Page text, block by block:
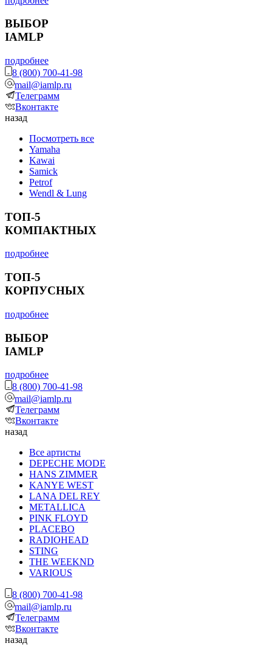
ВЫБОР
IAMLP
подробнее
8 (800) 700-41-98
mail@iamlp.ru
Телеграмм
Вконтакте
назад
Посмотреть все
Yamaha
Kawai
Samick
Petrof
Wendl & Lung
ТОП-5
КОМПАКТНЫХ
подробнее
ТОП-5
КОРПУСНЫХ
подробнее
ВЫБОР
IAMLP
подробнее
8 (800) 700-41-98
mail@iamlp.ru
Телеграмм
Вконтакте
назад
Все артисты
DEPECHE MODE
HANS ZIMMER
KANYE WEST
LANA DEL REY
METALLICA
PINK FLOYD
PLACEBO
RADIOHEAD
STING
THE WEEKND
VARIOUS
8 (800) 700-41-98
mail@iamlp.ru
Телеграмм
Вконтакте
назад